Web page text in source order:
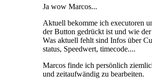
Ja wow Marcos...
Aktuell bekomme ich executoren
der Button gedrückt ist und wie der
Was aktuell fehlt sind Infos über
status, Speedwert, timecode....
Marcos finde ich persönlich
und zeitaufwändig zu bearbeiten.